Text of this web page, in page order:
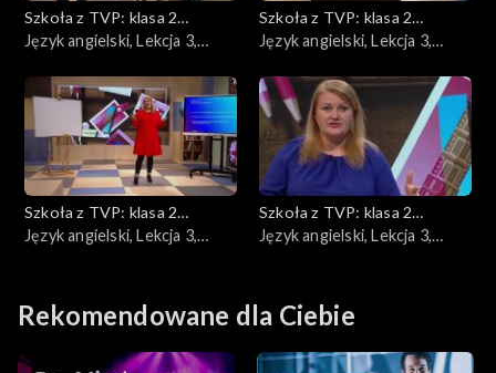
Szkoła z TVP: klasa 2
ponadpodstawowa
Język angielski, Lekcja 3,
Szkoła z TVP: klasa 2
ponadpodstawowa
Język angielski, Lekcja 3,
Szkoła z TVP: klasa 2
ponadpodstawowa
Język angielski, Lekcja 3,
Szkoła z TVP: klasa 2
ponadpodstawowa
Język angielski, Lekcja 3,
Rekomendowane dla Ciebie